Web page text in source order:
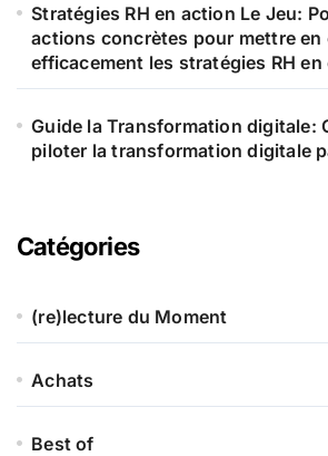
Stratégies RH en action Le Jeu:
actions concrètes pour mettre
efficacement les stratégies RH
Guide la Transformation digitale:
piloter la transformation digitale
Catégories
(re)lecture du Moment
Achats
Best of